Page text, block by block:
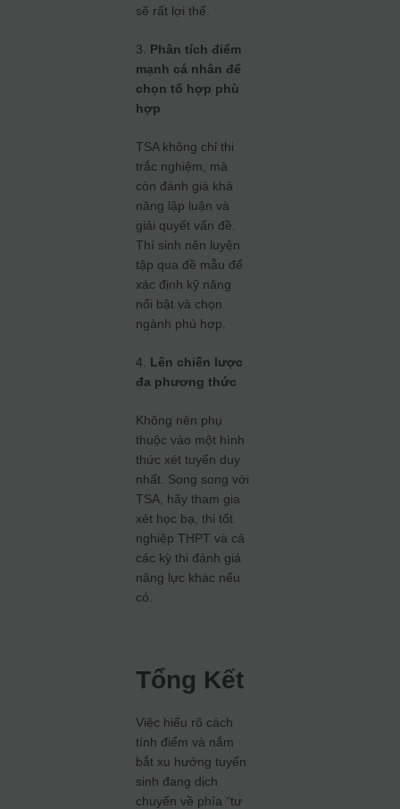
sẽ rất lợi thế.
3. Phân tích điểm
mạnh cá nhân để
chọn tổ hợp phù
hợp
TSA không chỉ thi
trắc nghiệm, mà
còn đánh giá khả
năng lập luận và
giải quyết vấn đề.
Thí sinh nên luyện
tập qua đề mẫu để
xác định kỹ năng
nổi bật và chọn
ngành phù hợp.
4. Lên chiến lược
đa phương thức
Không nên phụ
thuộc vào một hình
thức xét tuyển duy
nhất. Song song với
TSA, hãy tham gia
xét học bạ, thi tốt
nghiệp THPT và cả
các kỳ thi đánh giá
năng lực khác nếu
có.
Tổng Kết
Việc hiểu rõ cách
tính điểm và nắm
bắt xu hướng tuyển
sinh đang dịch
chuyển về phía “tư